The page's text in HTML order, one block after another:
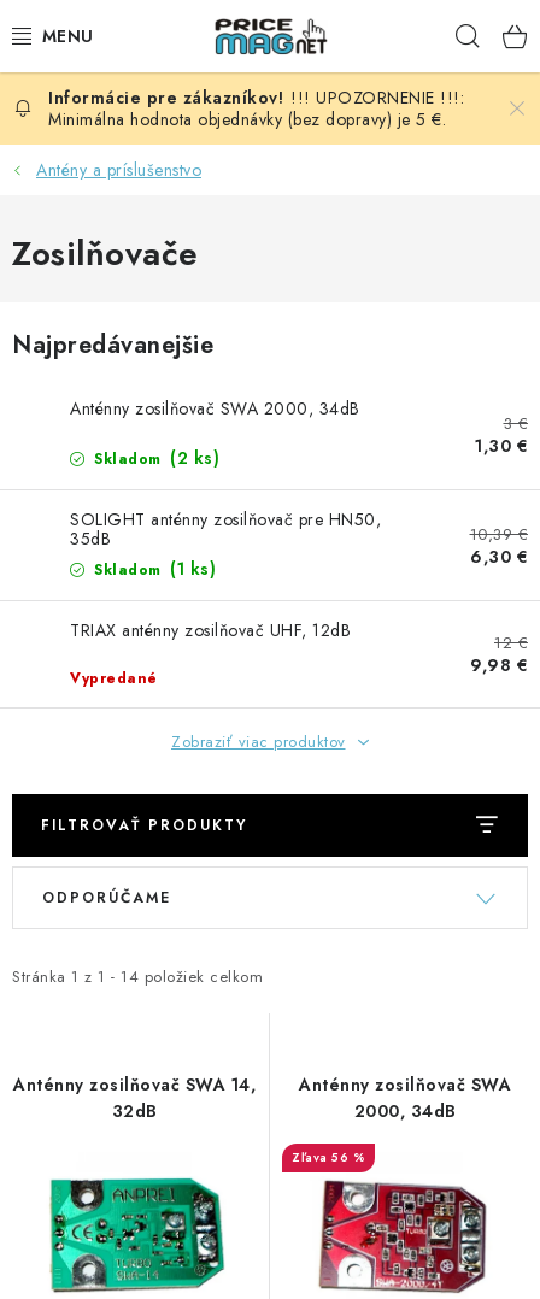
na
BATÉRIE
AUDIO - VIDEO
DOMÁCNOSŤ
ELEKTROINŠTALAČNÝ MATERIÁL
GADGETY, DARČEKY
KÁBLE A KONEKTORY
OSVETLENIE
TELEFÓNY, TABLETY, GSM
NEZARADENÉ
Kontakty Doprava a platba
!!! UPOZORNENIE !!!:
Minimálna hodnota objednávky (bez dopravy) je 5 €.
Antény a príslušenstvo
Zosilňovače
Najpredávanejšie
Anténny zosilňovač SWA 2000, 34dB
Skladom (2 ks)
3 €
1,30 €
SOLIGHT anténny zosilňovač pre HN50,
35dB
Skladom (1 ks)
10,39 €
6,30 €
TRIAX anténny zosilňovač UHF, 12dB
Vypredané
12 €
9,98 €
Zobraziť viac produktov
FILTROVAŤ PRODUKTY
V
i
r
Stránka 1 z 1 - 14 položiek celkom
R
e
e
ODPORÚČAME
Anténny zosilňovač SWA 14,
32dB
Anténny zosilňovač SWA
2000, 34dB
56 %